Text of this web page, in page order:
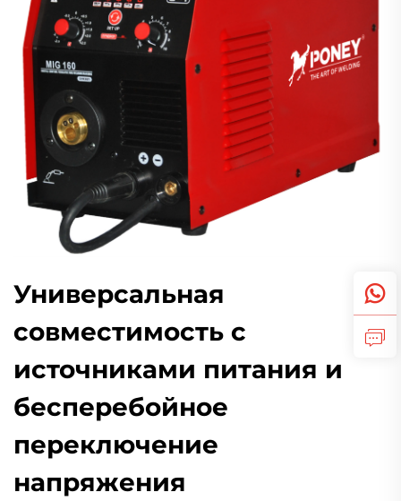
Универсальная
совместимость с
источниками питания и
бесперебойное
переключение
напряжения